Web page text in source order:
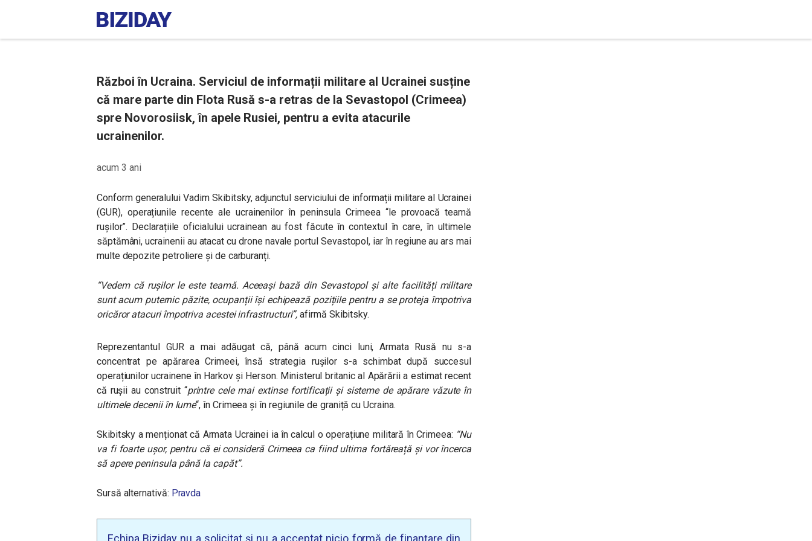
Război în Ucraina. Serviciul de informații militare al Ucrainei susține
că mare parte din Flota Rusă s-a retras de la Sevastopol (Crimeea)
spre Novorosiisk, în apele Rusiei, pentru a evita atacurile
ucrainenilor.
acum 3 ani
Conform generalului Vadim Skibitsky, adjunctul serviciului de informații militare al Ucrainei
(GUR), operațiunile recente ale ucrainenilor în peninsula Crimeea “le provoacă teamă
rușilor”. Declarațiile oficialului ucrainean au fost făcute în contextul în care, în ultimele
săptămâni, ucrainenii au atacat cu drone navale portul Sevastopol, iar în regiune au ars mai
multe depozite petroliere și de carburanți.
“Vedem că rușilor le este teamă. Aceeași bază din Sevastopol și alte facilități militare
sunt acum puternic păzite, ocupanții își echipează pozițiile pentru a se proteja împotriva
oricăror atacuri împotriva acestei infrastructuri”,afirmă Skibitsky.
Reprezentantul GUR a mai adăugat că, până acum cinci luni, Armata Rusă nu s-a
concentrat pe apărarea Crimeei, însă strategia rușilor s-a schimbat după succesul
operațiunilor ucrainene în Harkov și Herson. Ministerul britanic al Apărării a estimat recent
că rușii au construit “printre cele mai extinse fortificații și sisteme de apărare văzute în
ultimele decenii în lume“, în Crimeea și în regiunile de graniță cu Ucraina.
Skibitsky a menționat că Armata Ucrainei ia în calcul o operațiune militară în Crimeea: “Nu
va fi foarte ușor, pentru că ei consideră Crimeea ca fiind ultima fortăreață și vor încerca
să apere peninsula până la capăt”.
Sursă alternativă: Pravda
Echipa Biziday nu a solicitat și nu a acceptat nicio formă de finanțare din